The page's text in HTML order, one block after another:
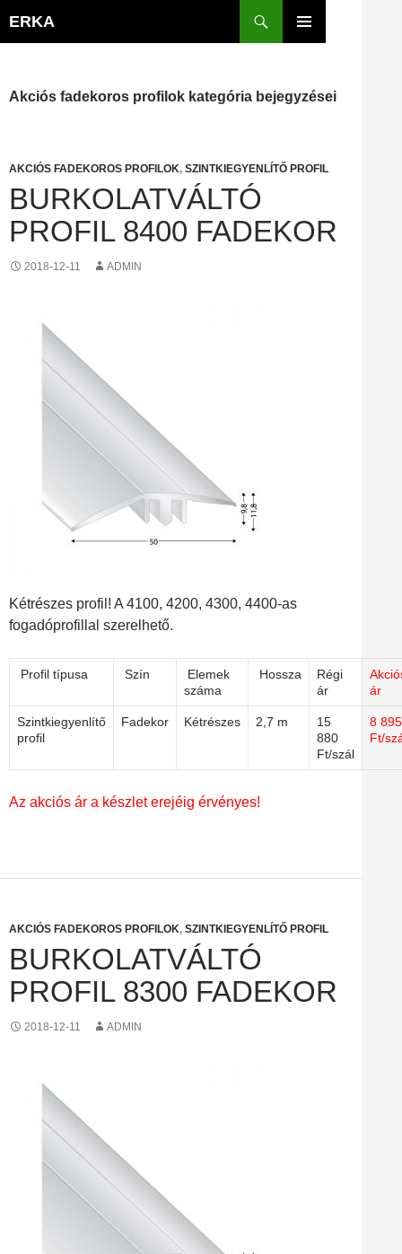
ERKA
Akciós fadekoros profilok kategória bejegyzései
AKCIÓS FADEKOROS PROFILOK, SZINTKIEGYENLÍTŐ PROFIL
BURKOLATVÁLTÓ
PROFIL 8400 FADEKOR
2018-12-11 ADMIN
Kétrészes profil! A 4100, 4200, 4300, 4400-as
fogadóprofillal szerelhető.
Profil típusa Szín
Elemek
száma
Hossza
Régi
ár
ár
Szintkiegyenlítő
profil
Fadekor Kétrészes 2,7 m
15
880
Ft/szál
8 895
Ft/
Az akciós ár a készlet erejéig érvényes!
AKCIÓS FADEKOROS PROFILOK, SZINTKIEGYENLÍTŐ PROFIL
BURKOLATVÁLTÓ
PROFIL 8300 FADEKOR
2018-12-11 ADMIN